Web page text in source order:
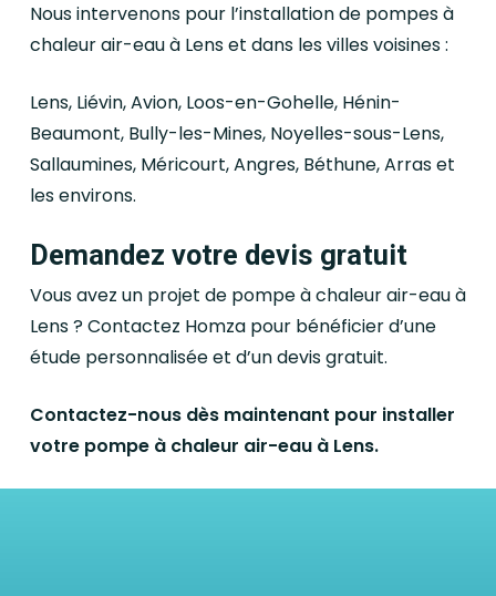
Nous intervenons pour l’installation de pompes à
chaleur air-eau à Lens et dans les villes voisines :
Lens, Liévin, Avion, Loos-en-Gohelle, Hénin-
Beaumont, Bully-les-Mines, Noyelles-sous-Lens,
Sallaumines, Méricourt, Angres, Béthune, Arras et
les environs.
Demandez votre devis gratuit
Vous avez un projet de pompe à chaleur air-eau à
Lens ? Contactez Homza pour bénéficier d’une
étude personnalisée et d’un devis gratuit.
Contactez-nous dès maintenant pour installer
votre pompe à chaleur air-eau à Lens.